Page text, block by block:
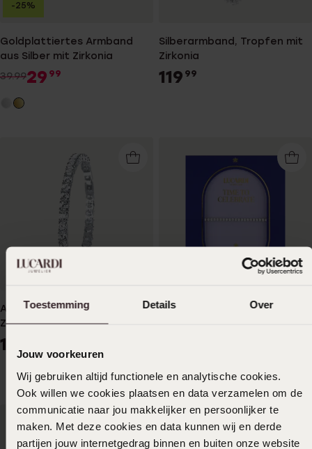
Toestemming Details Over
Jouw voorkeuren
Wij gebruiken altijd functionele en analytische cookies.
Ook willen we cookies plaatsen en data verzamelen om de
communicatie naar jou makkelijker en persoonlijker te
maken. Met deze cookies en data kunnen wij en derde
partijen jouw internetgedrag binnen en buiten onze website
Goldplattiertes Armband
aus Silber mit Zirkonia
39.9929 99
-25%
Silberarmband, Tropfen mit
Zirkonia
119 99
Armband, 925 Silber, mit
Zirkonia
159
Tennisarmband aus Edelstahl